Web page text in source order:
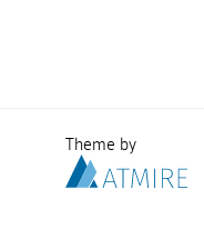
Theme by